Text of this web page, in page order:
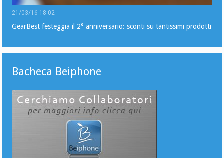
21/03/16 18:02
GearBest festeggia il 2° anniversario: sconti su tantissimi prodotti
Bacheca Beiphone